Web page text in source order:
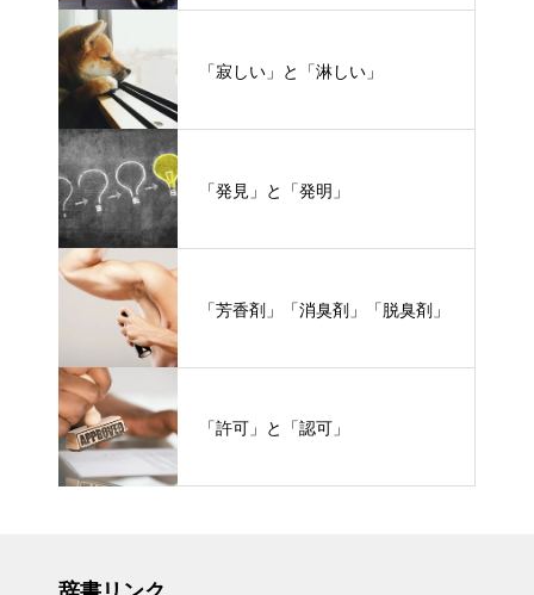
「寂しい」と「淋しい」
「発見」と「発明」
「芳香剤」「消臭剤」「脱臭剤」
「許可」と「認可」